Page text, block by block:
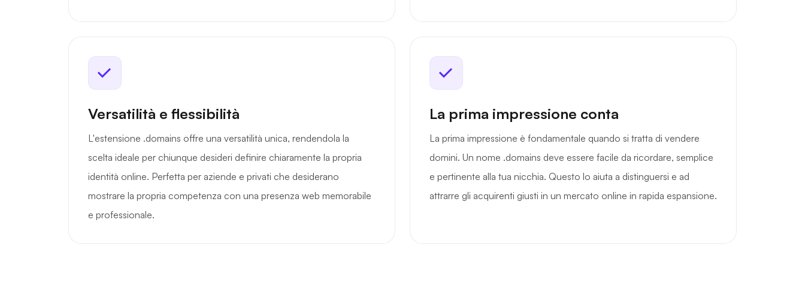
Versatilità e flessibilità
L'estensione .domains offre una versatilità unica, rendendola la
scelta ideale per chiunque desideri definire chiaramente la propria
identità online. Perfetta per aziende e privati che desiderano
mostrare la propria competenza con una presenza web memorabile
e professionale.
La prima impressione conta
La prima impressione è fondamentale quando si tratta di vendere
domini. Un nome .domains deve essere facile da ricordare, semplice
e pertinente alla tua nicchia. Questo lo aiuta a distinguersi e ad
attrarre gli acquirenti giusti in un mercato online in rapida espansione.